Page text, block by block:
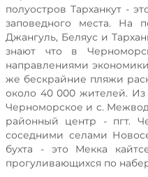
полуостров Тарханкут -
заповедного места. На
Джангуль, Беляус и
знают что в
направлениями
же бескрайние пляжи
около 40 000 жителей. Из
Черноморское и с.
районный центр - пгт.
соседними селами
бухта - это Мекка
прогуливающихся по